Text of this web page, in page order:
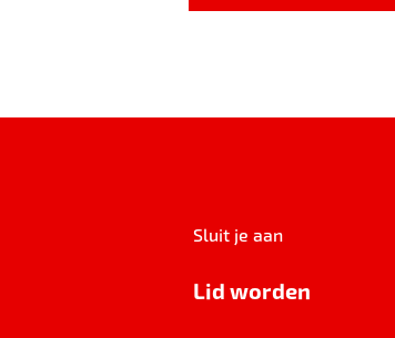
Sluit je aan
Lid worden